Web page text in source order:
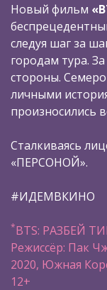
Новый фильм
следуя шаг за
городам тура.
стороны.
личными
произносились
Сталкиваясь
«ПЕРСОНОЙ».
#ИДЕМВКИНО
*BTS: РАЗБЕЙ
Режиссёр: Пак
2020, Южная
12+